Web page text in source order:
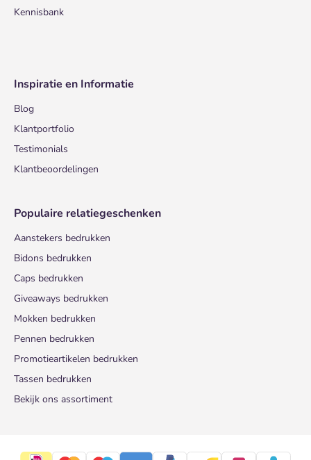
Kennisbank
Inspiratie en Informatie
Blog
Klantportfolio
Testimonials
Klantbeoordelingen
Populaire relatiegeschenken
Aanstekers bedrukken
Bidons bedrukken
Caps bedrukken
Giveaways bedrukken
Mokken bedrukken
Pennen bedrukken
Promotieartikelen bedrukken
Tassen bedrukken
Bekijk ons assortiment